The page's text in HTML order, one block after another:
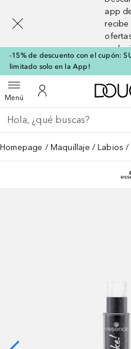
app
recibe
-15% de descuento con el cupón:
limitado solo en la App!
MenúAbrir menúMi cuenta
Regresar
Ejecutar búsqueda
Homepage Maquillaje Labios
[navigation.slideout.screenreader]